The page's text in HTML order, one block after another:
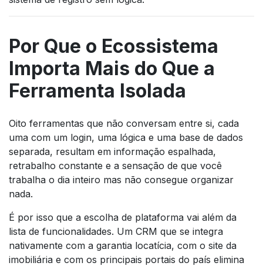
Por Que o Ecossistema
Importa Mais do Que a
Ferramenta Isolada
Oito ferramentas que não conversam entre si, cada
uma com um login, uma lógica e uma base de dados
separada, resultam em informação espalhada,
retrabalho constante e a sensação de que você
trabalha o dia inteiro mas não consegue organizar
nada.
É por isso que a escolha de plataforma vai além da
lista de funcionalidades. Um CRM que se integra
nativamente com a garantia locatícia, com o site da
imobiliária e com os principais portais do país elimina